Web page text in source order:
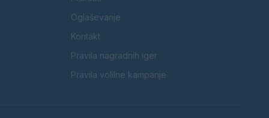
Oglaševanje
Kontakt
Pravila nagradnih iger
Pravila volilne kampanje